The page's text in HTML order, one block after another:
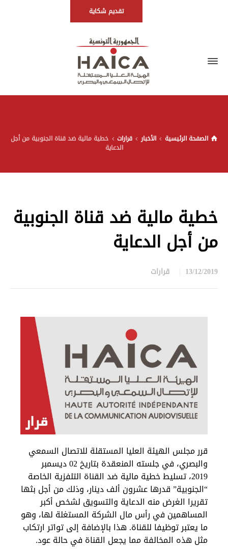
تقديم شكاية
الصفحة الرئيسية الأخبار قرارات
خطية مالية ضد قناة الجنوبية من أجل
الدعاية
خطية مالية ضد قناة الجنوبية
من أجل الدعاية
13/12/2019 قرارات
قرر مجلس الهيئة العليا المستقلة للاتصال السمعي
والبصري، في جلسته المنعقدة بتاريخ 02 ديسمبر
2019، تسليط خطية مالية ضد القناة التلفزية الخاصة
“الجنوبية” قدرها عشرون ألف دينار، وذلك من أجل بثها
تقريرا الغرض منه الدعاية والتسويق لشخص أكبر
المساهمين في رأس مال الشركة المستغلة لها، وهو
ما يعتبر توظيفا للقناة. هذا بالإضافة إلى تواتر ارتكاب
مثل هذه المخالفة مما يجعل القناة في حالة عود.